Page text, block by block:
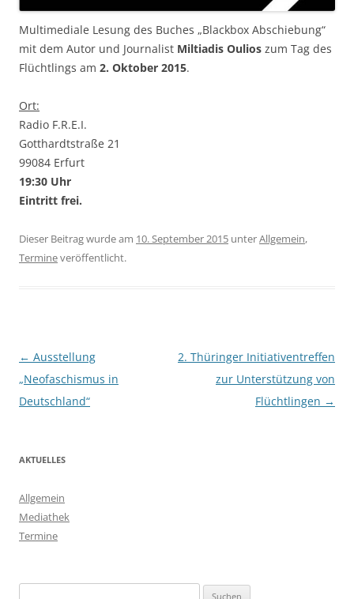
Multimediale Lesung des Buches „Blackbox Abschiebung“
mit dem Autor und Journalist Miltiadis Oulios zum Tag des
Flüchtlings am 2. Oktober 2015.
Ort:
Radio F.R.E.I.
Gotthardtstraße 21
99084 Erfurt
19:30 Uhr
Eintritt frei.
Dieser Beitrag wurde am 10. September 2015 unterAllgemein,
Termineveröffentlicht.
Beitragsnavigation
← Ausstellung
„Neofaschismus in
Deutschland“
2. Thüringer Initiativentreffen
zur Unterstützung von
Flüchtlingen →
AKTUELLES
Allgemein
Mediathek
Termine